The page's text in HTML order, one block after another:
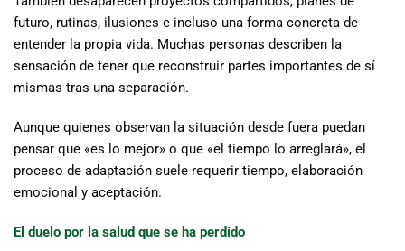
futuro, rutinas, ilusiones e incluso una forma concreta de
entender la propia vida. Muchas personas describen la
sensación de tener que reconstruir partes importantes de sí
mismas tras una separación.
Aunque quienes observan la situación desde fuera puedan
pensar que «es lo mejor» o que «el tiempo lo arreglará», el
proceso de adaptación suele requerir tiempo, elaboración
emocional y aceptación.
El duelo por la salud que se ha perdido